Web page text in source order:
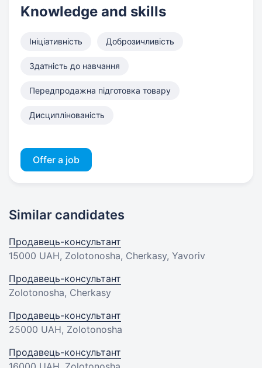
Knowledge and skills
Ініціативність Доброзичливість
Здатність до навчання
Передпродажна підготовка товару
Дисциплінованість
Offer a job
Similar candidates
Продавець-консультант
15000 UAH, Zolotonosha, Cherkasy, Yavoriv
Продавець-консультант
Zolotonosha, Cherkasy
Продавець-консультант
25000 UAH, Zolotonosha
Продавець-консультант